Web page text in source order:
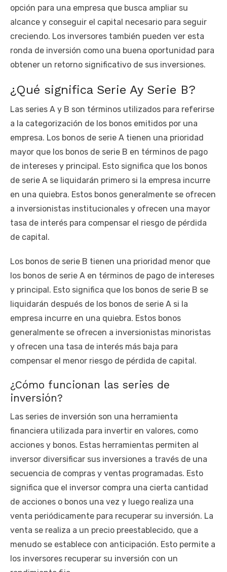
opción para una empresa que busca ampliar su
alcance y conseguir el capital necesario para seguir
creciendo. Los inversores también pueden ver esta
ronda de inversión como una buena oportunidad para
obtener un retorno significativo de sus inversiones.
¿Qué significa Serie Ay Serie B?
Las series A y B son términos utilizados para referirse
a la categorización de los bonos emitidos por una
empresa. Los bonos de serie A tienen una prioridad
mayor que los bonos de serie B en términos de pago
de intereses y principal. Esto significa que los bonos
de serie A se liquidarán primero si la empresa incurre
en una quiebra. Estos bonos generalmente se ofrecen
a inversionistas institucionales y ofrecen una mayor
tasa de interés para compensar el riesgo de pérdida
de capital.
Los bonos de serie B tienen una prioridad menor que
los bonos de serie A en términos de pago de intereses
y principal. Esto significa que los bonos de serie B se
liquidarán después de los bonos de serie A si la
empresa incurre en una quiebra. Estos bonos
generalmente se ofrecen a inversionistas minoristas
y ofrecen una tasa de interés más baja para
compensar el menor riesgo de pérdida de capital.
¿Cómo funcionan las series de
inversión?
Las series de inversión son una herramienta
financiera utilizada para invertir en valores, como
acciones y bonos. Estas herramientas permiten al
inversor diversificar sus inversiones a través de una
secuencia de compras y ventas programadas. Esto
significa que el inversor compra una cierta cantidad
de acciones o bonos una vez y luego realiza una
venta periódicamente para recuperar su inversión. La
venta se realiza a un precio preestablecido, que a
menudo se establece con anticipación. Esto permite a
los inversores recuperar su inversión con un